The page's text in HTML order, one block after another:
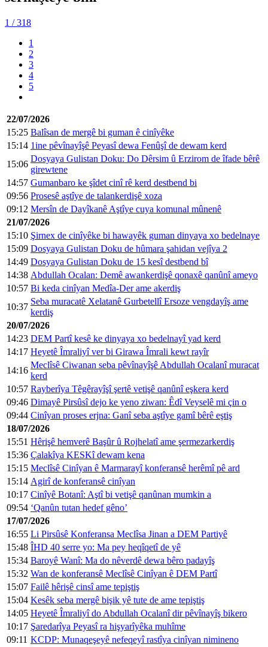
1 / 318
1
2
3
4
5
22/07/2026
15:25 Balîsan de mergê bi guman ê cinîyêke
15:14 1ine pêvînayîşê Peyasî dewa Fenûşî de dewam kerd
15:06
Dosyaya Gulistan Doku: Do Dêrsim û Erzirom de îfade bêrê
girewtene
14:57 Gumanbaro ke şîdet cinî rê kerd destbend bi
09:56 Prosesê aştîye de talankerdişê xoza
09:12 Mersîn de Dayîkanê Aştîye cuya komunal mûnenê
21/07/2026
15:10 Şirnex de cinîyêke bi hawayêk guman dinyaya xo bedelnaye
15:09 Dosyaya Gulistan Doku de hûmara şahidan vejîya 2
14:49 Dosyaya Gulistan Doku de 15 kesî destbend bî
14:38 Abdullah Ocalan: Demê awankerdişê qonaxê qanûnî ameyo
10:57 Bi keda cinîyan Medîa-Der ame akerdiş
10:37
Seba muracatê Xelatanê Gurbetellî Ersoze vengdayîş ame
kerdiş
20/07/2026
14:23 DEM Partî kesê ke dinyaya xo bedelnayî yad kerd
14:17 Heyetê Îmraliyî ver bi Girawa Îmrali kewt rayîr
14:16
Meclîsê Ciwanan seba pêvînayîşê Abdullah Ocalanî muracat
kerd
10:57 Rayberîya Têgêrayîşî şertê vetişê qanûnî eşkera kerd
09:46 Dimayê Pirsûsî dejo ke yeno ziwan: Êdî Veyselê mi çin o
09:44 Cinîyan proses erjna: Ganî seba aştîye gamî bêrê eştiş
18/07/2026
15:51 Hêrişê hemverê Başûr û Rojhelatî ame şermezarkerdiş
15:36 Çalakîya KESKî dewam kena
15:15 Meclîsê Cinîyan ê Marmarayî konferansê herêmî pê ard
15:14 Agirî de konferansê cinîyan
10:17 Cinîyê Botanî: Aştî bi vetişê qanûnan mumkin a
09:54 ‘Qanûn tutan hedef gêno’
17/07/2026
16:55 Li Pirsûsê Konferansa Meclîsa Jinan a DEM Partiyê
15:48 ÎHD 40 serre yo: Ma pey heqîqetî de yê
15:34 Baroyê Wanî: Ma do nêverdê dewa bêro padayîş
15:32 Wan de konferansê Meclîsê Cinîyan ê DEM Partî
15:07 Failê hêrişê cinsî ame tepiştiş
15:04 Kesêk seba mergê bişik yê tute de ame tepiştiş
14:05 Heyetê Îmraliyî do Abdullah Ocalanî dir pêvînayîş bikero
10:17 Şaredarîya Peyasî ra hişyarîyêka muhîme
09:11 KCDP: Munaqeşeyê nefeqeyî rastîya cinîyan nimineno